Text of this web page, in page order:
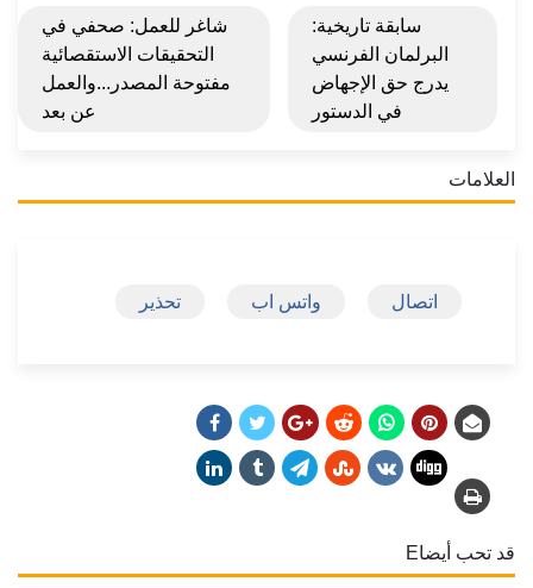
سابقة تاريخية:
البرلمان الفرنسي
يدرج حق الإجهاض
في الدستور
شاغر للعمل: صحفي في
التحقيقات الاستقصائية
مفتوحة المصدر...والعمل
عن بعد
العلامات
اتصال واتس اب تحذير
قد تحب أيضاE